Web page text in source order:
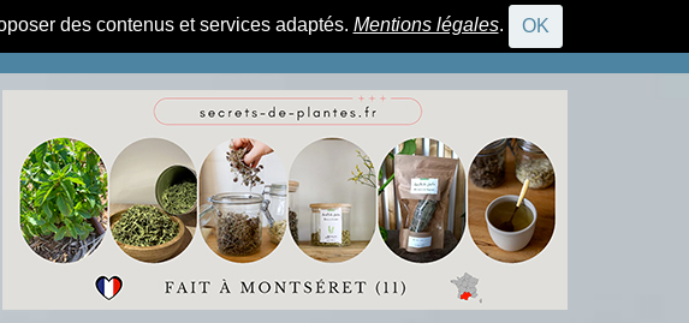
des contenus et services adaptés. Mentions légales. OK
CONNEXION